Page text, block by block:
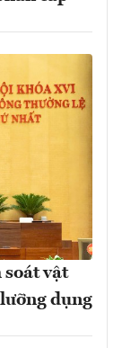
vật
dụng